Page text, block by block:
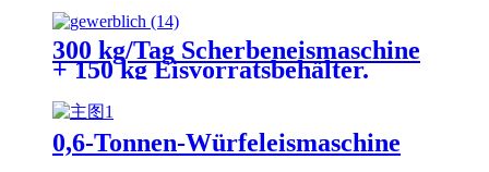
300 kg/Tag Scherbeneismaschine
+ 150 kg Eisvorratsbehälter.
0,6-Tonnen-Würfeleismaschine